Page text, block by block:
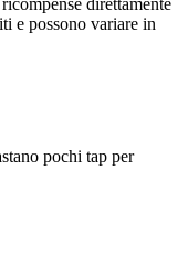
e possono variare in
pochi tap per